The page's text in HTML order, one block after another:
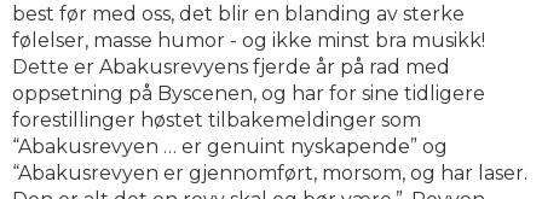
best før med oss, det blir en blanding av sterke
følelser, masse humor - og ikke minst bra musikk!
Dette er Abakusrevyens fjerde år på rad med
oppsetning på Byscenen, og har for sine tidligere
forestillinger høstet tilbakemeldinger som
“Abakusrevyen … er genuint nyskapende” og
“Abakusrevyen er gjennomført, morsom, og har laser.